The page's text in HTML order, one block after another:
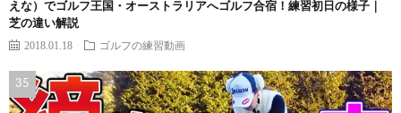
えな）でゴルフ王国・オーストラリアへゴルフ合宿！練習初日の様子｜
芝の違い解説
2018.01.18 ゴルフの練習動画